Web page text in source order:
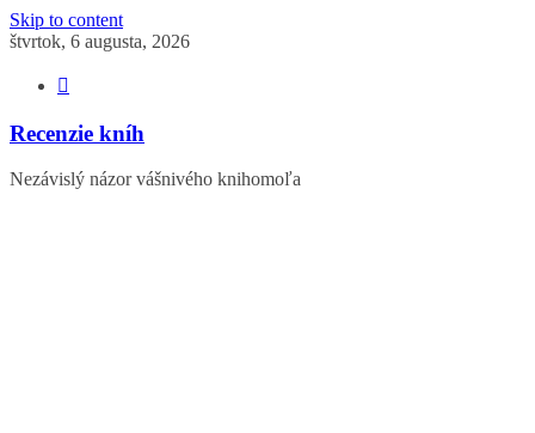
Skip to content
štvrtok, 6 augusta, 2026
Recenzie kníh
Nezávislý názor vášnivého knihomoľa